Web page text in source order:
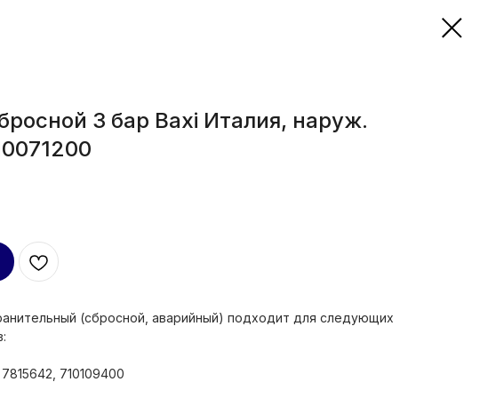
3 бар Baxi Италия, наруж.
(сбросной, аварийный) подходит для следующих
710109400